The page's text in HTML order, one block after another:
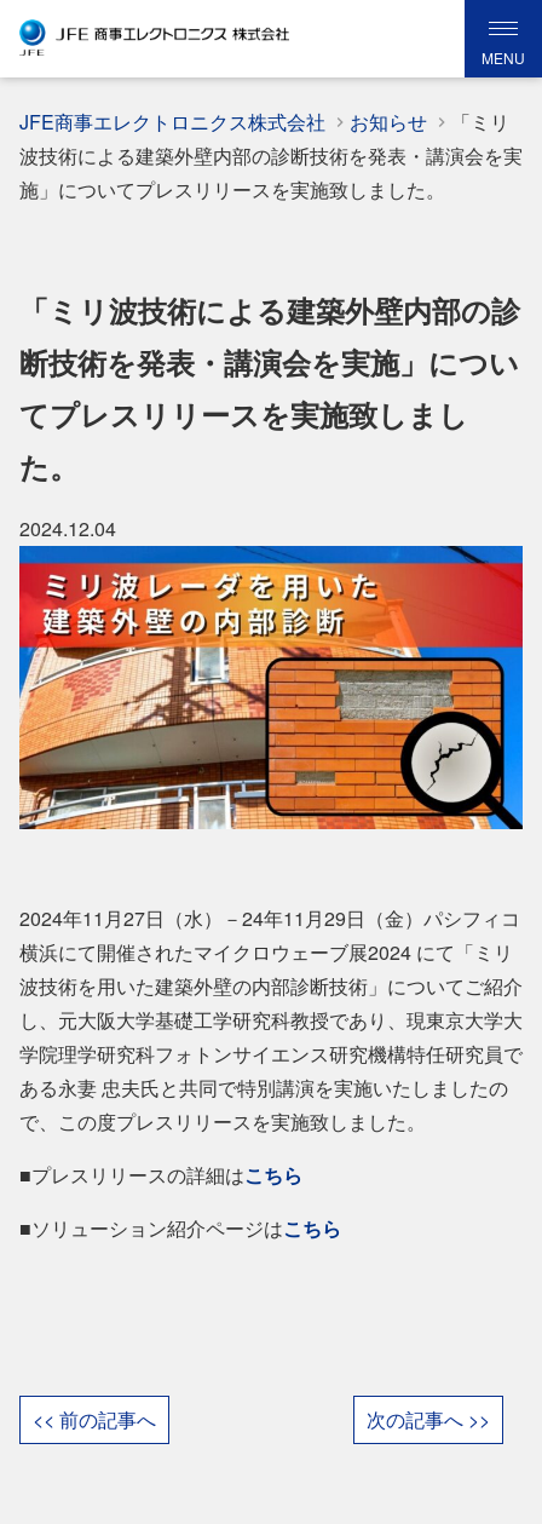
MENU
JFE商事エレクトロニクス株式会社 お知らせ
「ミリ
波技術による建築外壁内部の診断技術を発表・講演会を実
施」についてプレスリリースを実施致しました。
「ミリ波技術による建築外壁内部の診
断技術を発表・講演会を実施」につい
てプレスリリースを実施致しまし
た。
2024.12.04
2024年11月27日（水）－24年11月29日（金）パシフィコ
横浜にて開催されたマイクロウェーブ展2024 にて「ミリ
波技術を用いた建築外壁の内部診断技術」についてご紹介
し、元大阪大学基礎工学研究科教授であり、現東京大学大
学院理学研究科フォトンサイエンス研究機構特任研究員で
ある永妻 忠夫氏と共同で特別講演を実施いたしましたの
で、この度プレスリリースを実施致しました。
■プレスリリースの詳細はこちら
■ソリューション紹介ページはこちら
<< 前の記事へ 次の記事へ >>